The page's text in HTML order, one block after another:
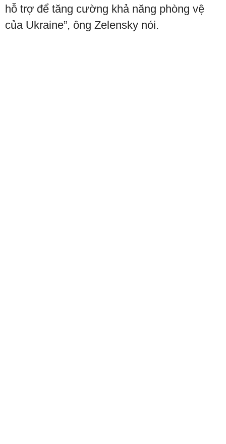
hỗ trợ để tăng cường khả năng phòng vệ
của Ukraine”, ông Zelensky nói.